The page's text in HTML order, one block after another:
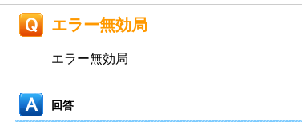
エラー無効局
エラー無効局
回答